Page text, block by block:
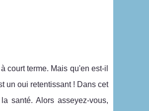
court terme. Mais qu'en est-il
un oui retentissant ! Dans cet
santé. Alors asseyez-vous,